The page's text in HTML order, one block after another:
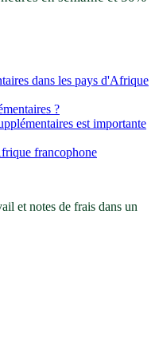
dans les pays d'Afrique
?
est importante
francophone
et notes de frais dans un